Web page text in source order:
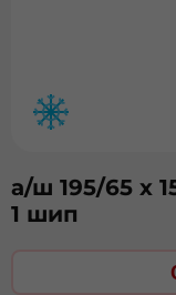
а/ш 195/65 х
1 шип